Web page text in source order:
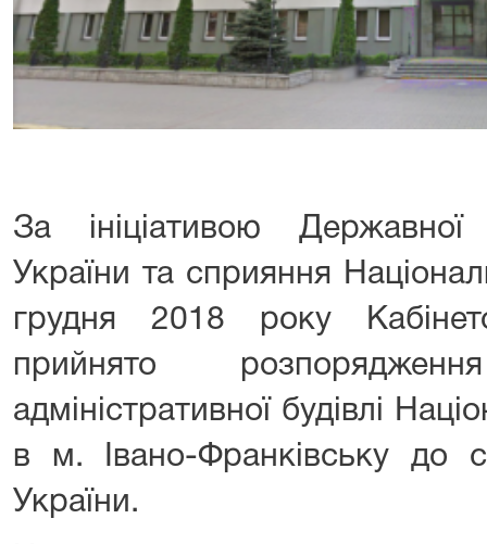
За ініціативою Державної
України та сприяння
грудня 2018 року
прийнято
адміністративної будівлі
в м. Івано-Франківську до
України.